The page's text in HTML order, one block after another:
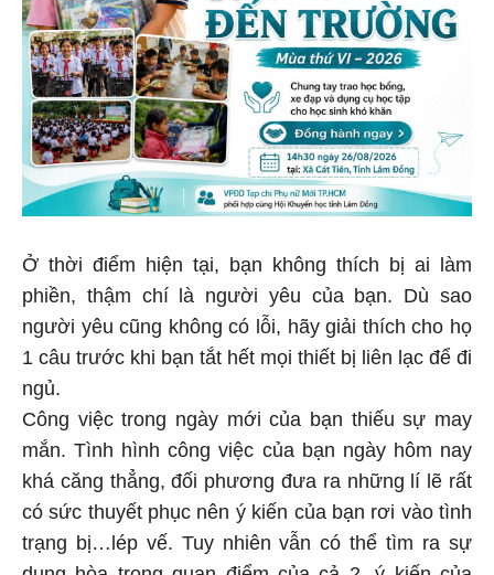
Ở thời điểm hiện tại, bạn không thích bị ai làm
phiền, thậm chí là người yêu của bạn. Dù sao
người yêu cũng không có lỗi, hãy giải thích cho họ
1 câu trước khi bạn tắt hết mọi thiết bị liên lạc để đi
ngủ.
Công việc trong ngày mới của bạn thiếu sự may
mắn. Tình hình công việc của bạn ngày hôm nay
khá căng thẳng, đối phương đưa ra những lí lẽ rất
có sức thuyết phục nên ý kiến của bạn rơi vào tình
trạng bị…lép vế. Tuy nhiên vẫn có thể tìm ra sự
dung hòa trong quan điểm của cả 2, ý kiến của